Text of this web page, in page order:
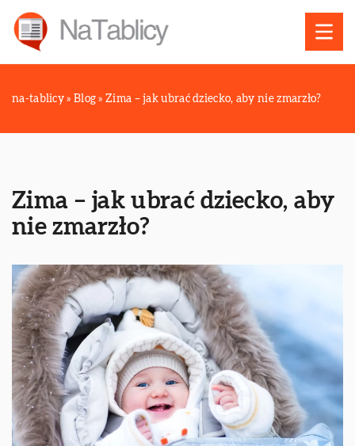
na-tablicy » Blog »Zima – jak ubrać dziecko, aby nie zmarzło?
Zima – jak ubrać dziecko, aby
nie zmarzło?